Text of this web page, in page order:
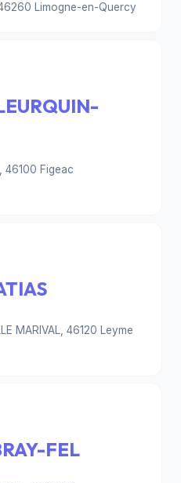
Limogne-en-Quercy
46100 Figeac
MARIVAL, 46120 Leyme
FEL